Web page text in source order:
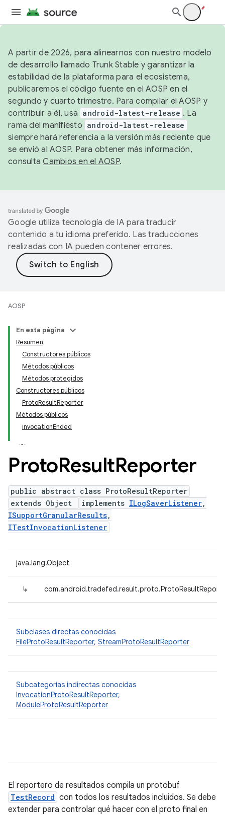
A partir de 2026, para alinearnos con nuestro modelo
de desarrollo llamado Trunk Stable y garantizar la
estabilidad de la plataforma para el ecosistema,
publicaremos el código fuente en el AOSP en el
segundo y cuarto trimestre. Para compilar el AOSP y
contribuir a él, usa android-latest-release . La
rama del manifiesto android-latest-release
siempre hará referencia a la versión más reciente que
se envió al AOSP. Para obtener más información,
consultaCambios en el AOSP.
Google utiliza tecnología de IA para traducir
contenido a tu idioma preferido. Las traducciones
realizadas con IA pueden contener errores.
AOSP
En esta página
Resumen
Constructores públicos
Métodos públicos
Métodos protegidos
Constructores públicos
ProtoResultReporter
Métodos públicos
invocationEnded
ProtoResultReporter
public abstract class ProtoResultReporter
extends Object
implements ILogSaverListener,
ISupportGranularResults,
ITestInvocationListener
java.lang.Object
↳
Subclases directas conocidas
FileProtoResultReporter, StreamProtoResultReporter
Subcategorías indirectas conocidas
InvocationProtoResultReporter,
ModuleProtoResultReporter
El reportero de resultados compila un protobuf
TestRecord con todos los resultados incluidos. Se debe
extender para controlar qué hacer con el proto final en